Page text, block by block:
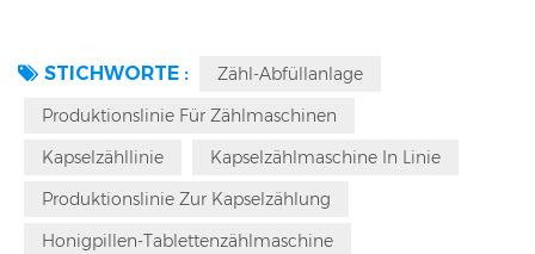
STICHWORTE :
Zähl-Abfüllanlage
Produktionslinie Für Zählmaschinen
Kapselzähllinie
Kapselzählmaschine In Linie
Produktionslinie Zur Kapselzählung
Honigpillen-Tablettenzählmaschine